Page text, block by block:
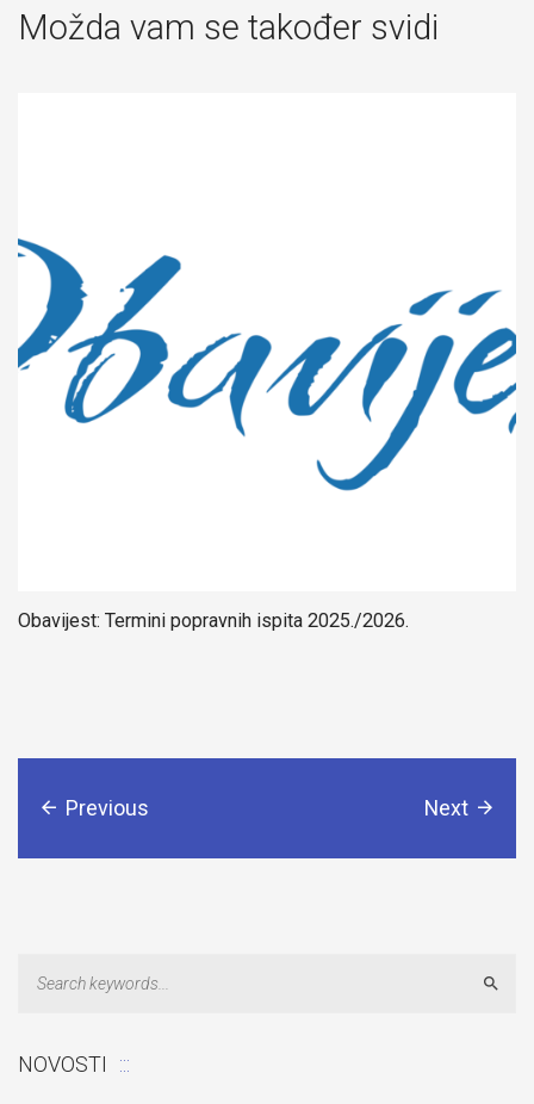
Možda vam se također svidi
Obavijest: Termini popravnih ispita 2025./2026.
Previous Next
NOVOSTI